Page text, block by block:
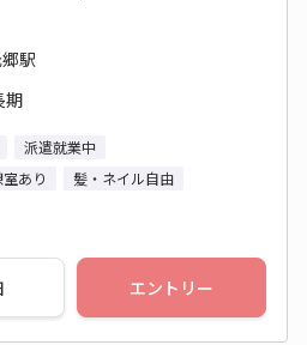
駅
期
派遣就業中
あり
髪・ネイル自由
エントリー